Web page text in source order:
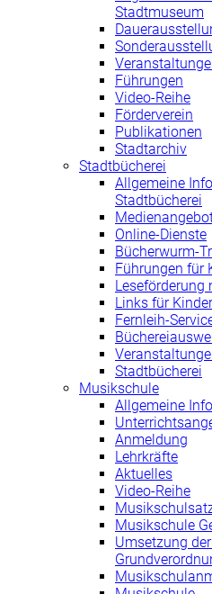
Stadtmuseum
Führungen
Video-Reihe
Förderverein
Publikationen
Stadtarchiv
Stadtbücherei
Allgemeine
Stadtbücherei
Online-Dienste
Bücherwurm-
Führungen für
Leseförderung
Links für Kinder
Fernleih-
Stadtbücherei
Musikschule
Allgemeine
Anmeldung
Lehrkräfte
Aktuelles
Video-Reihe
Musikschule
Umsetzung